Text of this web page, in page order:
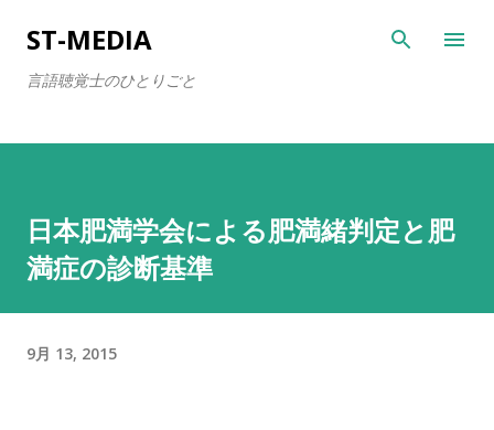
スキップしてメイン コンテンツに移動
ST-MEDIA
言語聴覚士のひとりごと
日本肥満学会による肥満緒判定と肥
満症の診断基準
9月 13, 2015